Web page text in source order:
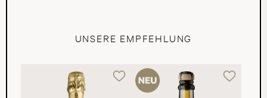
UNSERE EMPFEHLUNG